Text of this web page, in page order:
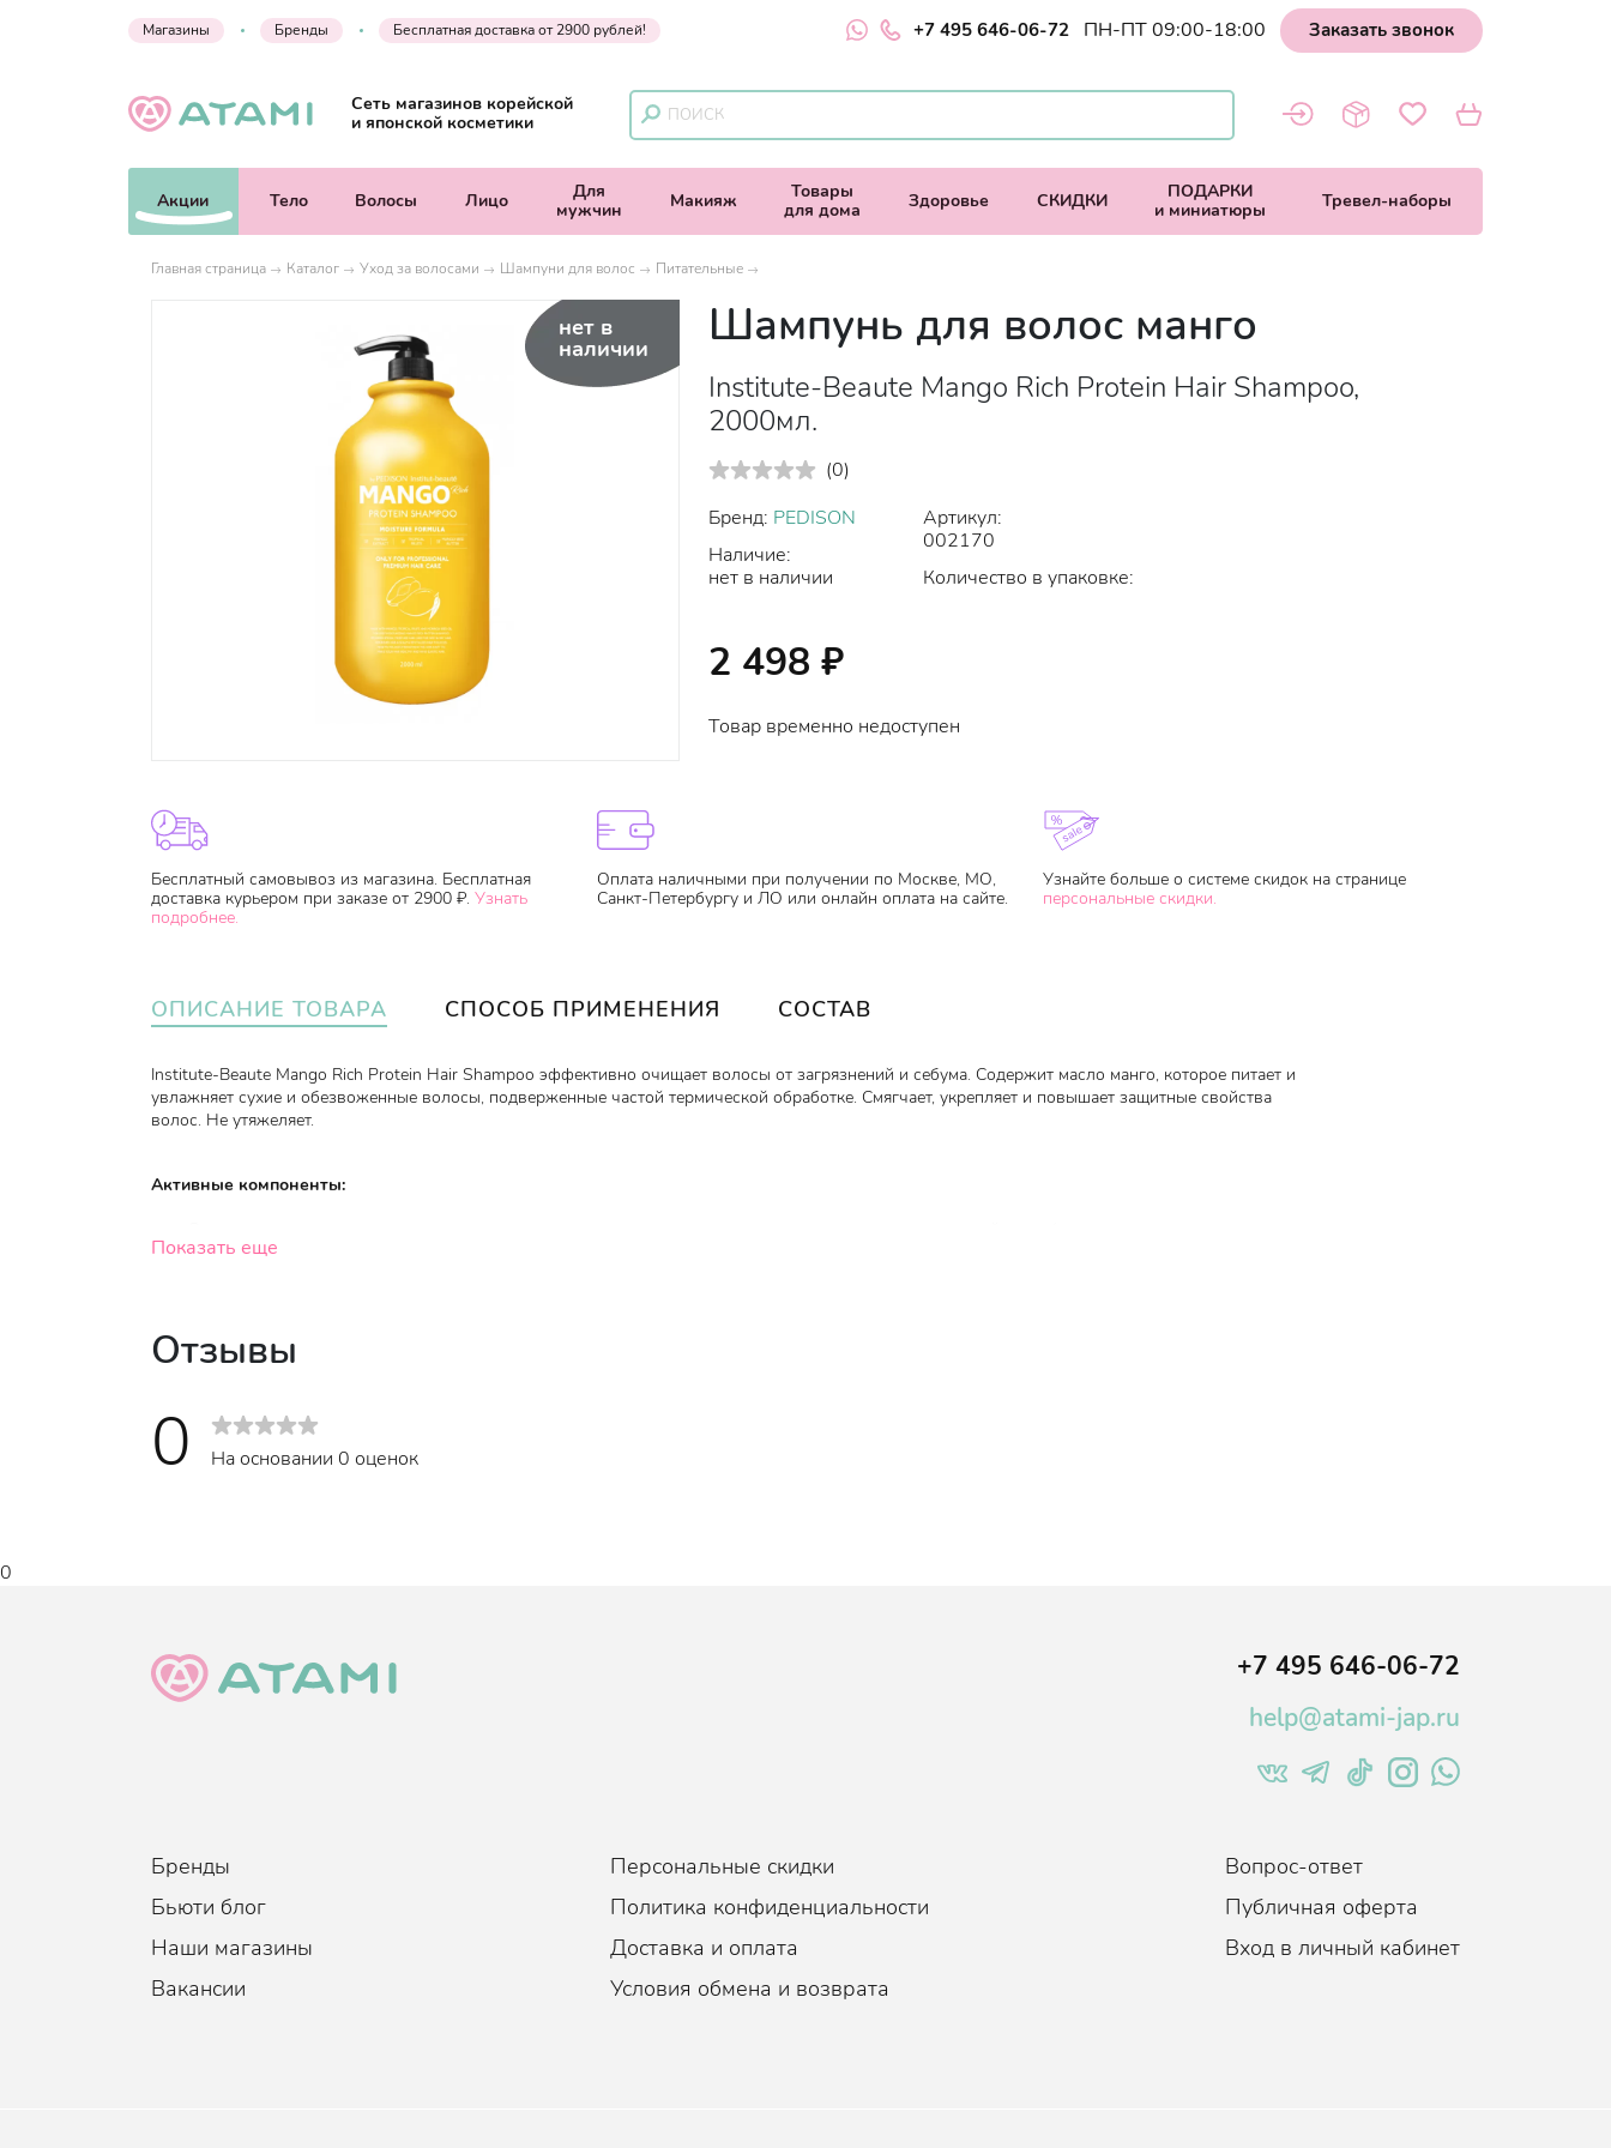
Магазины Бренды Бесплатная доставка от 2900 рублей! +7 495 646-06-72 ПН-ПТ 09:00-18:00 Заказать звонок
Сеть магазинов корейской
и японской косметики
Акции Тело Волосы Лицо
Для
мужчин
Макияж
Товары
для дома
Здоровье СКИДКИ
ПОДАРКИ
и миниатюры
Тревел-наборы
Главная страница Каталог Уход за волосами Шампуни для волос Питательные
нет в
наличии Шампунь для волос манго
Institute-Beaute Mango Rich Protein Hair Shampoo,
2000мл.
(0)
Бренд: PEDISON
Наличие:
нет в наличии
Артикул:
002170
Количество в упаковке:
2 498 ₽
Товар временно недоступен
Бесплатный самовывоз из магазина. Бесплатная
доставка курьером при заказе от 2900 ₽. Узнать
подробнее.
Оплата наличными при получении по Москве, МО,
Санкт-Петербургу и ЛО или онлайн оплата на сайте.
Узнайте больше о системе скидок на странице
персональные скидки.
ОПИСАНИЕ ТОВАРА СПОСОБ ПРИМЕНЕНИЯ СОСТАВ
Institute-Beaute Mango Rich Protein Hair Shampoo эффективно очищает волосы от загрязнений и себума. Содержит масло манго, которое питает и
увлажняет сухие и обезвоженные волосы, подверженные частой термической обработке. Смягчает, укрепляет и повышает защитные свойства
волос. Не утяжеляет.
Активные компоненты:
сушка феном), негативным погодным влияниям (ультрафиолет, сухой воздух, высокая температура). Увлажняет, смягчает,
Протеины кукурузы, сои, гидролизованный шелк, экстракты лаванды, гамамелиса, ромашки, камелии и другие
преждевременного старения, делают их мягкими, шелковистыми и блестящими.
Не утяжеляет волос.
Показать еще
Отзывы
0 На основании 0 оценок
0
+7 495 646-06-72
help@atami-jap.ru
Бренды
Бьюти блог
Наши магазины
Вакансии
Персональные скидки
Политика конфиденциальности
Доставка и оплата
Условия обмена и возврата
Вопрос-ответ
Публичная оферта
Вход в личный кабинет